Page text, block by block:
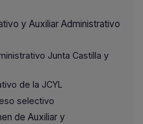
y Auxiliar Administrativo
Junta Castilla y
de la JCYL
selectivo
de Auxiliar y